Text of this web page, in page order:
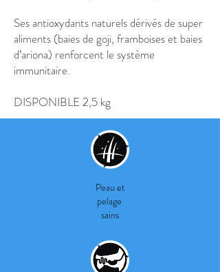
Ses antioxydants naturels dérivés de super
aliments (baies de goji, framboises et baies
d’ariona) renforcent le système
immunitaire.
DISPONIBLE 2,5 kg
Peau et
pelage
sains